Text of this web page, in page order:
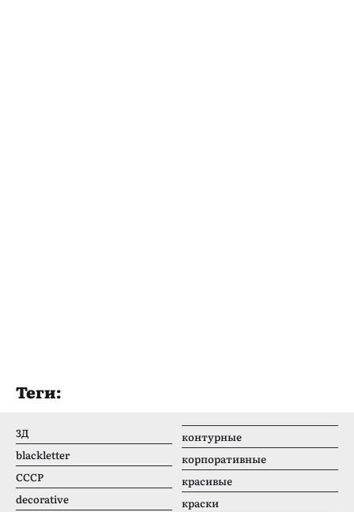
Теги:
3Д
blackletter
CCCР
decorative
контурные
корпоративные
красивые
краски